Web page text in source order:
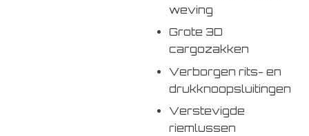
weving
Grote 3D
cargozakken
Verborgen rits- en
drukknoopsluitingen
Verstevigde
riemlussen